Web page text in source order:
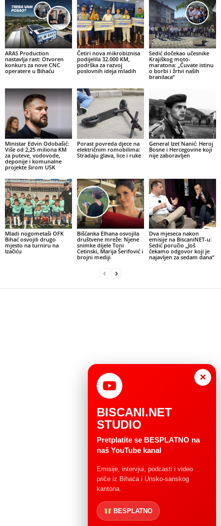
ARAS Production
nastavlja rast: Otvoren
konkurs za nove CNC
operatere u Bihaću
Četiri nova mikrobiznisa
podijelila 32.000 KM,
podrška za razvoj
poslovnih ideja mladih
Sedić dočekao učesnike
Krajiškog moto-
maratona: „Čuvate istinu
o borbi i žrtvi naših
branilaca“
Ministar Edvin Odobašić:
Više od 2,25 miliona KM
za puteve, vodovode,
deponije i komunalne
projekte širom USK
Porast povreda djece na
električnim romobilima:
Stradaju glava, lice i ruke
General Izet Nanić: Heroj
Bosne i Hercegovine koji
nije zaboravljen
Mladi nogometaši OFK
Bihać osvojili drugo
mjesto na turniru na
Izačiću
Bišćanka Elhana osvojila
društvene mreže: Njene
snimke dijele Toni
Cetinski, Marija Šerifović i
brojni mediji
Dva mjeseca nakon
emisije na BiscaniNET-u:
Sedić poručio „Još
čekamo odgovor koji je
najavljen za sedam dana“
×
BISCANI.NET
STUDIO
Pretplatite se BESPLATNO na
naš YouTube kanal
Emisije, intervjui, podcasti i video
priče iz Bihaća i Unsko-sanskog
kantona.
BESPLATNO